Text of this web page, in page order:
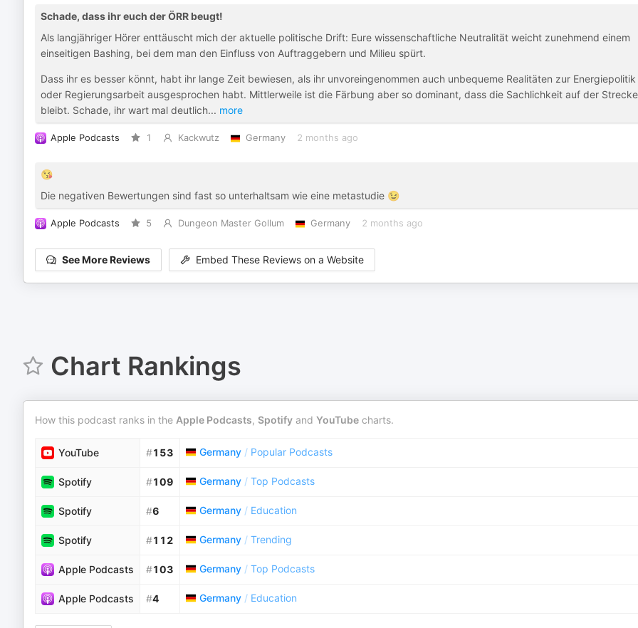
Schade, dass ihr euch der ÖRR beugt!
Als langjähriger Hörer enttäuscht mich der aktuelle politische Drift: Eure wissenschaftliche Neutralität weicht zunehmend einem
einseitigen Bashing, bei dem man den Einfluss von Auftraggebern und Milieu spürt.
Dass ihr es besser könnt, habt ihr lange Zeit bewiesen, als ihr unvoreingenommen auch unbequeme Realitäten zur Energiepolitik
oder Regierungsarbeit ausgesprochen habt. Mittlerweile ist die Färbung aber so dominant, dass die Sachlichkeit auf der Strecke
bleibt. Schade, ihr wart mal deutlich... more
Apple Podcasts 1 Kackwutz Germany 2 months ago
😘
Die negativen Bewertungen sind fast so unterhaltsam wie eine metastudie 😉
Apple Podcasts 5 Dungeon Master Gollum Germany 2 months ago
See More Reviews Embed These Reviews on a Website
Chart Rankings
How this podcast ranks in the Apple Podcasts, Spotify and YouTube charts.
YouTube #153 Germany / Popular Podcasts
Spotify #109 Germany / Top Podcasts
Spotify #6 Germany / Education
Spotify #112 Germany / Trending
Apple Podcasts #103 Germany / Top Podcasts
Apple Podcasts #4 Germany / Education